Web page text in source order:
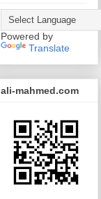
Powered by
Translate
ali-mahmed.com